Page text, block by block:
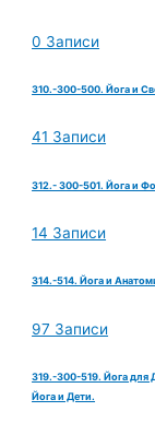
0 Записи
310.-300-500. Йога и
41 Записи
312.- 300-501. Йога и
14 Записи
314.-514. Йога и
97 Записи
319.-300-519. Йога
Йога и Дети.